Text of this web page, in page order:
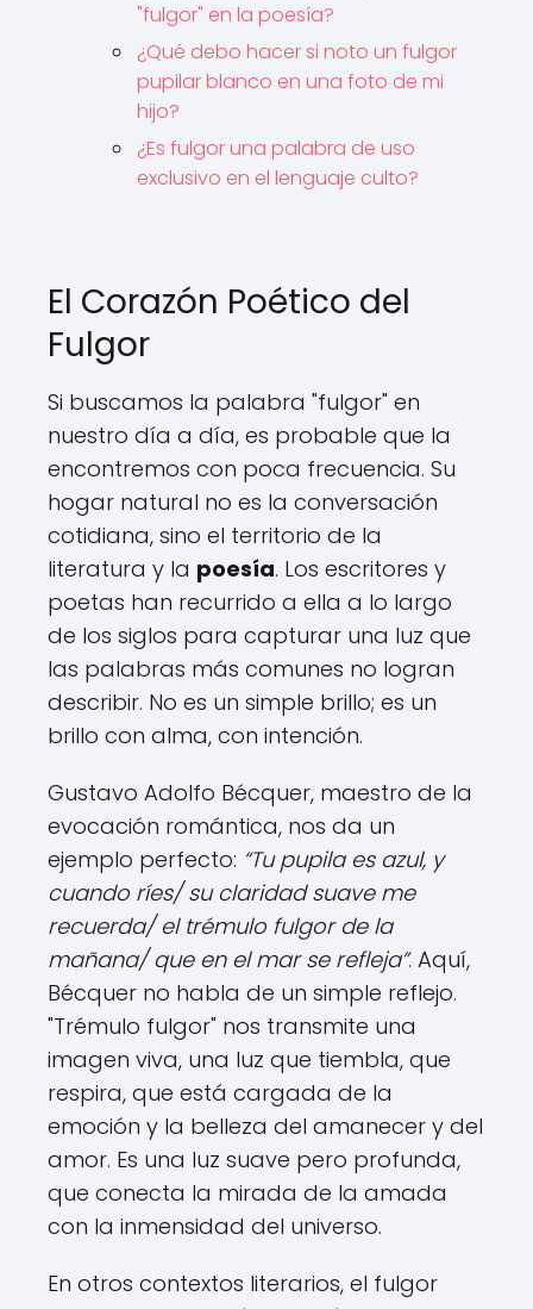
"fulgor" en la poesía?
¿Qué debo hacer si noto un fulgor
pupilar blanco en una foto de mi
hijo?
¿Es fulgor una palabra de uso
exclusivo en el lenguaje culto?
El Corazón Poético del
Fulgor
Si buscamos la palabra "fulgor" en
nuestro día a día, es probable que la
encontremos con poca frecuencia. Su
hogar natural no es la conversación
cotidiana, sino el territorio de la
literatura y la poesía. Los escritores y
poetas han recurrido a ella a lo largo
de los siglos para capturar una luz que
las palabras más comunes no logran
describir. No es un simple brillo; es un
brillo con alma, con intención.
Gustavo Adolfo Bécquer, maestro de la
evocación romántica, nos da un
ejemplo perfecto: “Tu pupila es azul, y
cuando ríes/ su claridad suave me
recuerda/ el trémulo fulgor de la
mañana/ que en el mar se refleja”. Aquí,
Bécquer no habla de un simple reflejo.
"Trémulo fulgor" nos transmite una
imagen viva, una luz que tiembla, que
respira, que está cargada de la
emoción y la belleza del amanecer y del
amor. Es una luz suave pero profunda,
que conecta la mirada de la amada
con la inmensidad del universo.
En otros contextos literarios, el fulgor